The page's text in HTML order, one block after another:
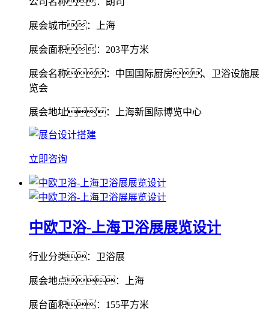
展会城市：上海
展会面积：203平方米
展会名称：中国国际厨房、卫浴设施展
览会
展会地址：上海新国际博览中心
立即咨询
中欧卫浴-上海卫浴展展览设计
行业分类：卫浴展
展会地点：上海
展台面积：155平方米